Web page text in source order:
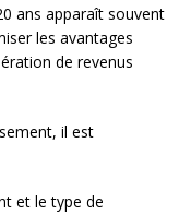
ans apparaît souvent
les avantages
de revenus
il est
et le type de